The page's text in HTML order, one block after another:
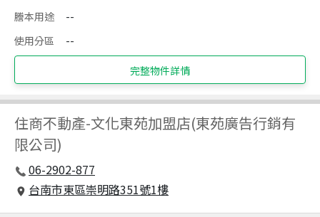
謄本用途
--
使用分區
--
完整物件詳情
住商不動產-文化東苑加盟店(東苑廣告行銷有
限公司)
06-2902-877
台南市東區崇明路351號1樓